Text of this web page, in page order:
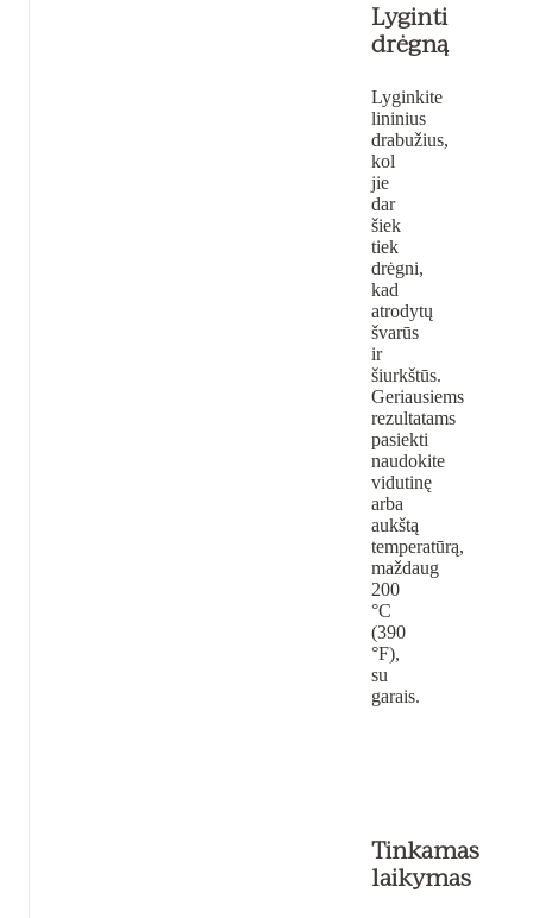
Lyginti
drėgną
Lyginkite
lininius
drabužius,
kol
jie
dar
šiek
tiek
drėgni,
kad
atrodytų
švarūs
ir
šiurkštūs.
Geriausiems
rezultatams
pasiekti
naudokite
vidutinę
arba
aukštą
temperatūrą,
maždaug
200
°C
(390
°F),
su
garais.
Tinkamas
laikymas